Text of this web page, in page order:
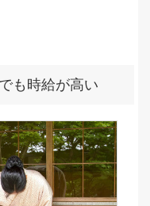
も時給が高い